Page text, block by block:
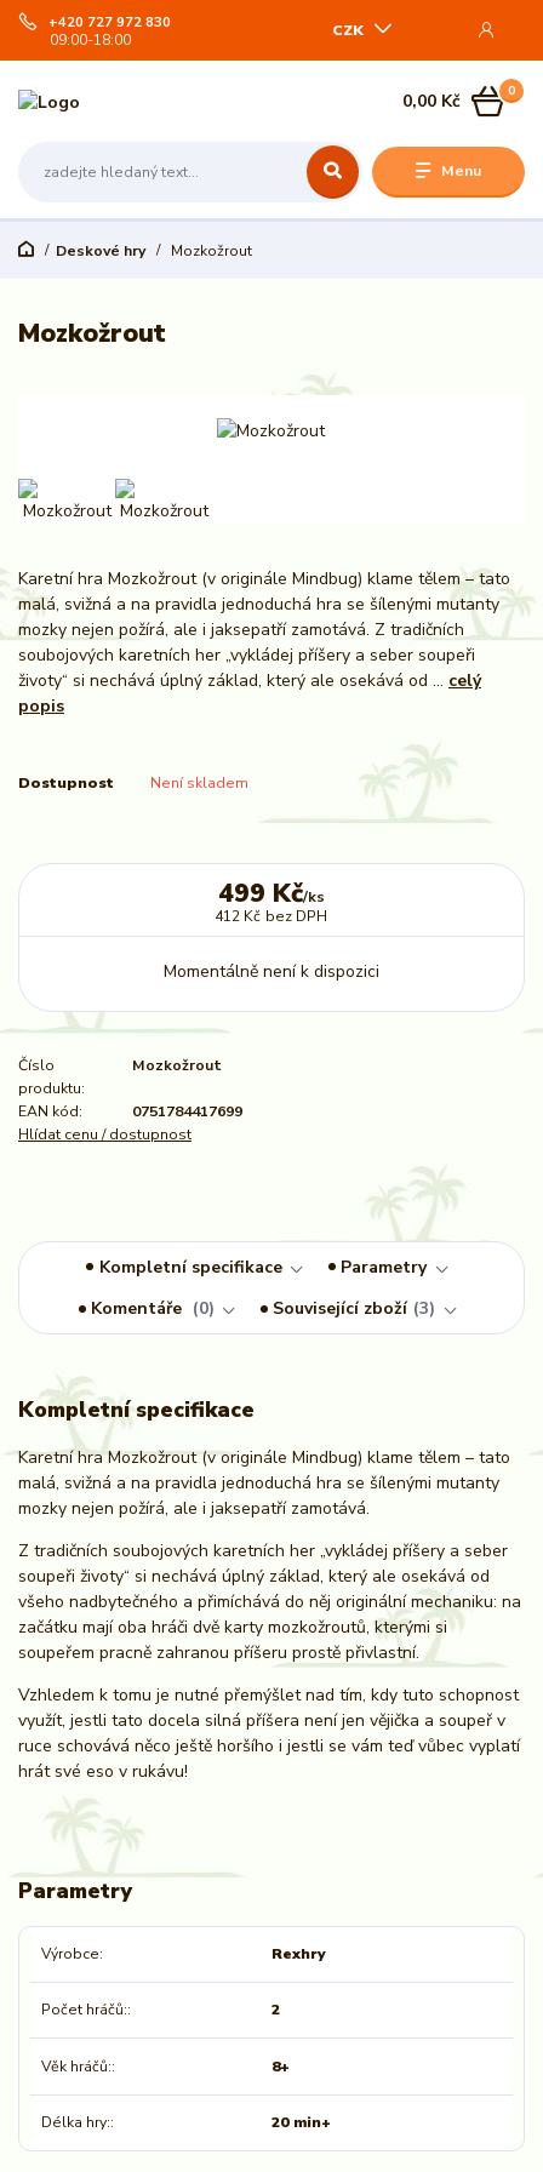
Menu
CZK
+420 727 972 830
09:00-18:00
0
0,00 Kč
Deskové hry Mozkožrout
Mozkožrout
Karetní hra Mozkožrout (v originále Mindbug) klame tělem – tato
malá, svižná a na pravidla jednoduchá hra se šílenými mutanty
mozky nejen požírá, ale i jaksepatří zamotává. Z tradičních
soubojových karetních her „vykládej příšery a seber soupeři
životy“ si nechává úplný základ, který ale osekává od ... celý
popis
Dostupnost Není skladem
499 Kč/ks
412 Kč bez DPH
Momentálně není k dispozici
Číslo
produktu:
Mozkožrout
EAN kód:
0751784417699
Hlídat cenu / dostupnost
Kompletní specifikace
Parametry
Komentáře
0 Související zboží 3
Kompletní specifikace
Karetní hra Mozkožrout (v originále Mindbug) klame tělem – tato
malá, svižná a na pravidla jednoduchá hra se šílenými mutanty
mozky nejen požírá, ale i jaksepatří zamotává.
Z tradičních soubojových karetních her „vykládej příšery a seber
soupeři životy“ si nechává úplný základ, který ale osekává od
všeho nadbytečného a přimíchává do něj originální mechaniku: na
začátku mají oba hráči dvě karty mozkožroutů, kterými si
soupeřem pracně zahranou příšeru prostě přivlastní.
Vzhledem k tomu je nutné přemýšlet nad tím, kdy tuto schopnost
využít, jestli tato docela silná příšera není jen vějička a soupeř v
ruce schovává něco ještě horšího i jestli se vám teď vůbec vyplatí
hrát své eso v rukávu!
Parametry
Výrobce Rexhry
Počet hráčů: 2
Věk hráčů: 8+
Délka hry: 20 min+